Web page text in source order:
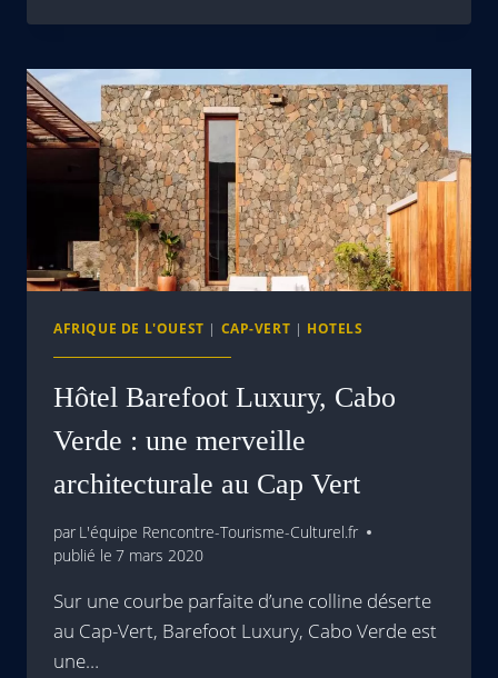
AFRIQUE DE L'OUEST | CAP-VERT | HOTELS
Hôtel Barefoot Luxury, Cabo
Verde : une merveille
architecturale au Cap Vert
par L'équipe Rencontre-Tourisme-Culturel.fr
publié le 7 mars 2020
Sur une courbe parfaite d’une colline déserte
au Cap-Vert, Barefoot Luxury, Cabo Verde est
une…